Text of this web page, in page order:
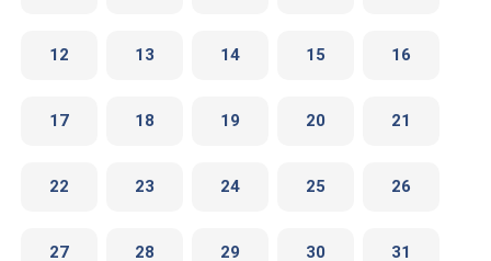
12 13 14 15 16
17 18 19 20 21
22 23 24 25 26
27 28 29 30 31